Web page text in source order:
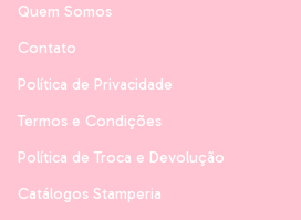
Quem Somos
Contato
Política de Privacidade
Termos e Condições
Política de Troca e Devolução
Catálogos Stamperia